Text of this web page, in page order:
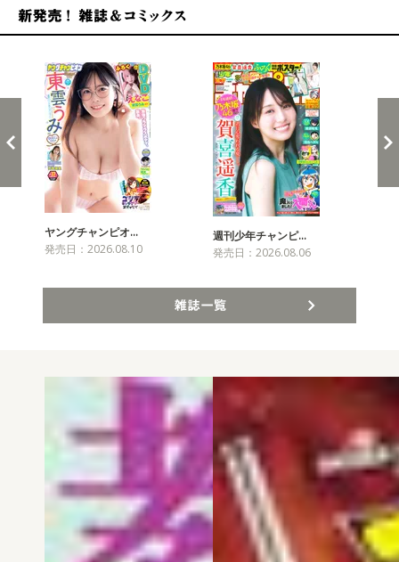
ヤングチャンピオ…
発売日：2026.08.10
週刊少年チャンピ…
発売日：2026.08.06